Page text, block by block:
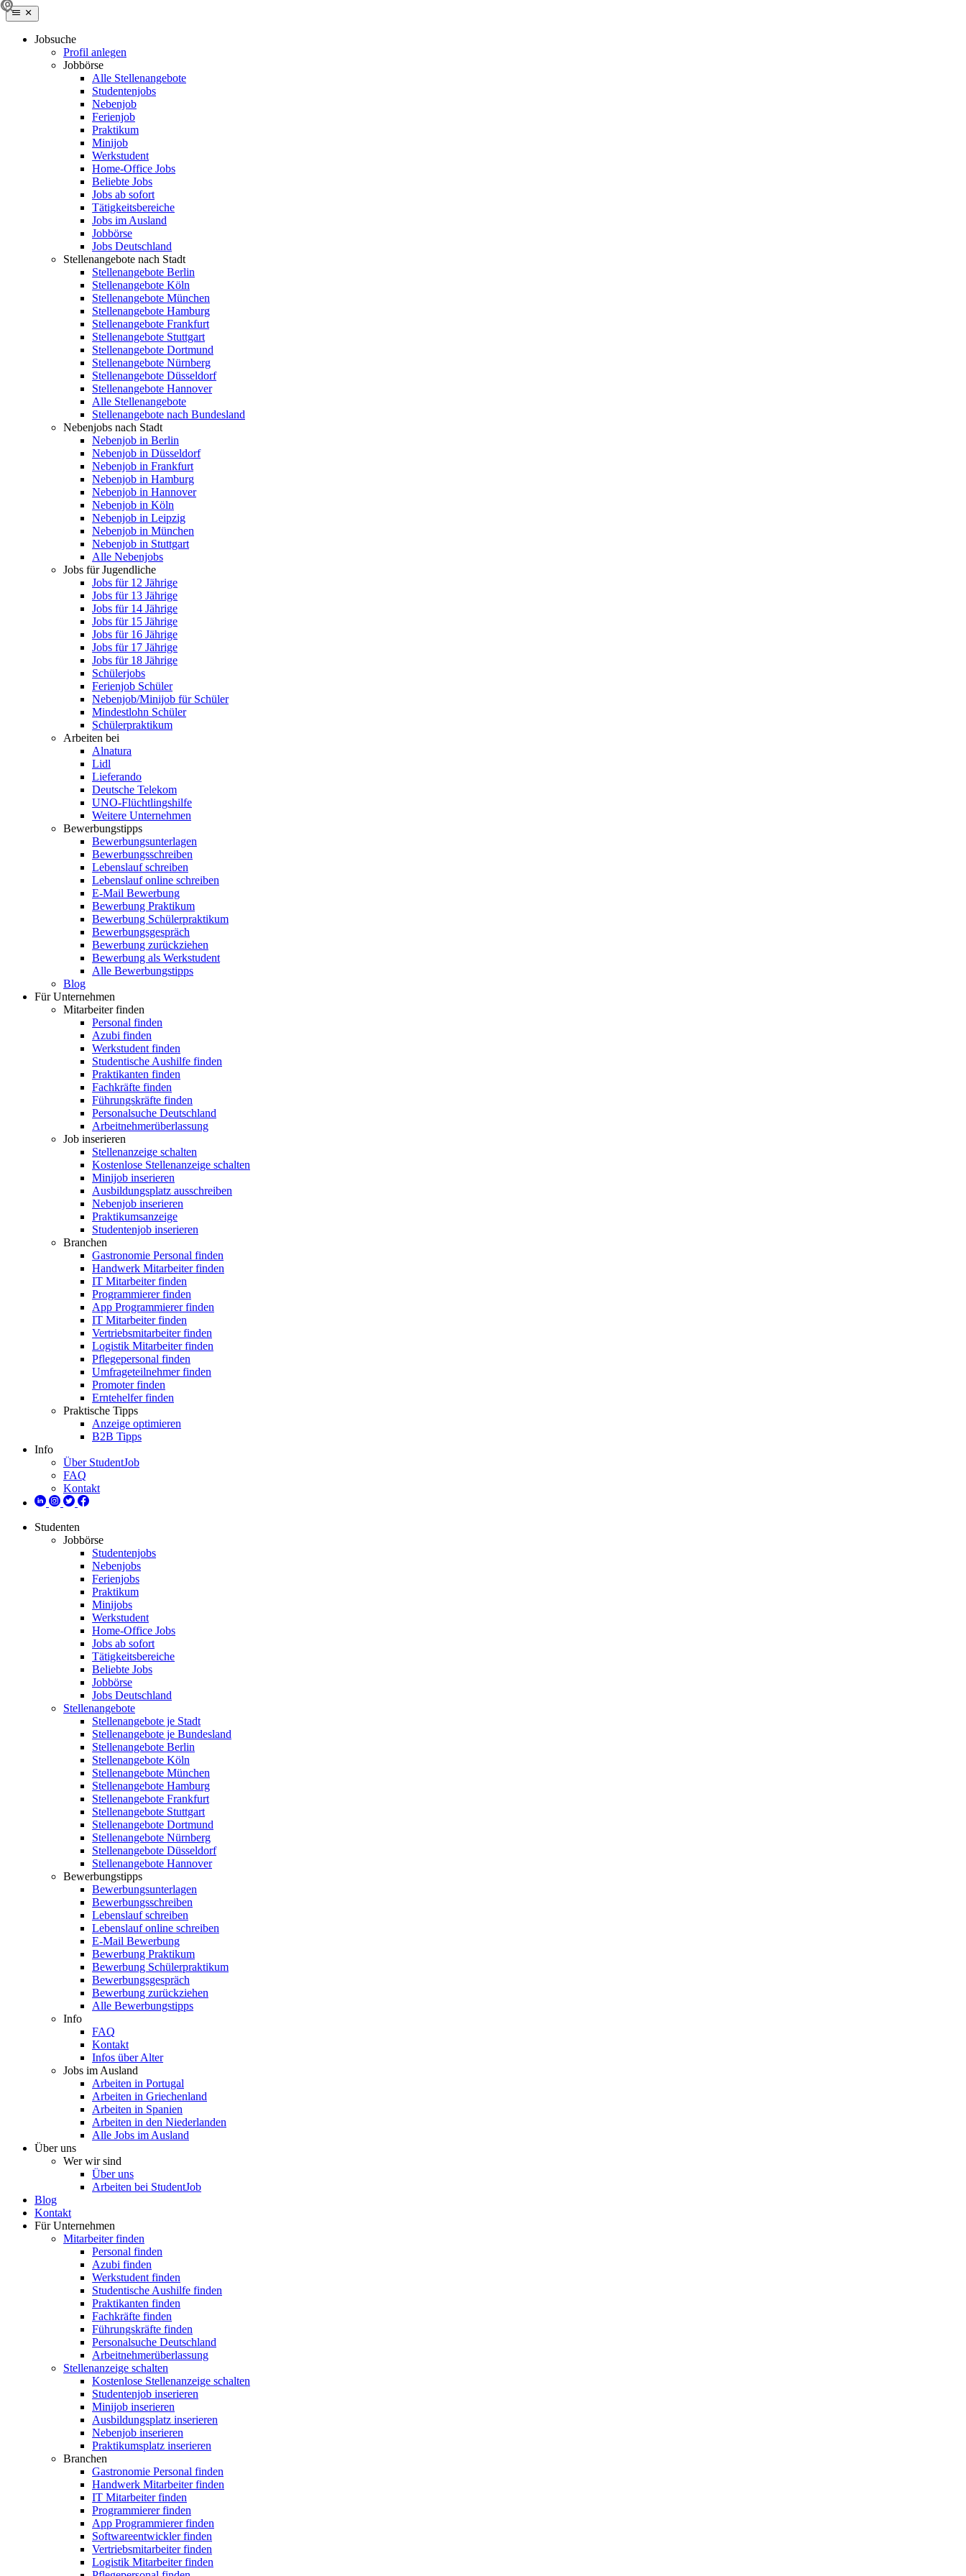
Jobsuche
Profil anlegen
Jobbörse
Alle Stellenangebote
Studentenjobs
Nebenjob
Ferienjob
Praktikum
Minijob
Werkstudent
Home-Office Jobs
Beliebte Jobs
Jobs ab sofort
Tätigkeitsbereiche
Jobs im Ausland
Jobbörse
Jobs Deutschland
Stellenangebote nach Stadt
Stellenangebote Berlin
Stellenangebote Köln
Stellenangebote München
Stellenangebote Hamburg
Stellenangebote Frankfurt
Stellenangebote Stuttgart
Stellenangebote Dortmund
Stellenangebote Nürnberg
Stellenangebote Düsseldorf
Stellenangebote Hannover
Alle Stellenangebote
Stellenangebote nach Bundesland
Nebenjobs nach Stadt
Nebenjob in Berlin
Nebenjob in Düsseldorf
Nebenjob in Frankfurt
Nebenjob in Hamburg
Nebenjob in Hannover
Nebenjob in Köln
Nebenjob in Leipzig
Nebenjob in München
Nebenjob in Stuttgart
Alle Nebenjobs
Jobs für Jugendliche
Jobs für 12 Jährige
Jobs für 13 Jährige
Jobs für 14 Jährige
Jobs für 15 Jährige
Jobs für 16 Jährige
Jobs für 17 Jährige
Jobs für 18 Jährige
Schülerjobs
Ferienjob Schüler
Nebenjob/Minijob für Schüler
Mindestlohn Schüler
Schülerpraktikum
Arbeiten bei
Alnatura
Lidl
Lieferando
Deutsche Telekom
UNO-Flüchtlingshilfe
Weitere Unternehmen
Bewerbungstipps
Bewerbungsunterlagen
Bewerbungsschreiben
Lebenslauf schreiben
Lebenslauf online schreiben
E-Mail Bewerbung
Bewerbung Praktikum
Bewerbung Schülerpraktikum
Bewerbungsgespräch
Bewerbung zurückziehen
Bewerbung als Werkstudent
Alle Bewerbungstipps
Blog
Für Unternehmen
Mitarbeiter finden
Personal finden
Azubi finden
Werkstudent finden
Studentische Aushilfe finden
Praktikanten finden
Fachkräfte finden
Führungskräfte finden
Personalsuche Deutschland
Arbeitnehmerüberlassung
Job inserieren
Stellenanzeige schalten
Kostenlose Stellenanzeige schalten
Minijob inserieren
Ausbildungsplatz ausschreiben
Nebenjob inserieren
Praktikumsanzeige
Studentenjob inserieren
Branchen
Gastronomie Personal finden
Handwerk Mitarbeiter finden
IT Mitarbeiter finden
Programmierer finden
App Programmierer finden
IT Mitarbeiter finden
Vertriebsmitarbeiter finden
Logistik Mitarbeiter finden
Pflegepersonal finden
Umfrageteilnehmer finden
Promoter finden
Erntehelfer finden
Praktische Tipps
Anzeige optimieren
B2B Tipps
Info
Über StudentJob
FAQ
Kontakt
Studenten
Jobbörse
Studentenjobs
Nebenjobs
Ferienjobs
Praktikum
Minijobs
Werkstudent
Home-Office Jobs
Jobs ab sofort
Tätigkeitsbereiche
Beliebte Jobs
Jobbörse
Jobs Deutschland
Stellenangebote
Stellenangebote je Stadt
Stellenangebote je Bundesland
Stellenangebote Berlin
Stellenangebote Köln
Stellenangebote München
Stellenangebote Hamburg
Stellenangebote Frankfurt
Stellenangebote Stuttgart
Stellenangebote Dortmund
Stellenangebote Nürnberg
Stellenangebote Düsseldorf
Stellenangebote Hannover
Bewerbungstipps
Bewerbungsunterlagen
Bewerbungsschreiben
Lebenslauf schreiben
Lebenslauf online schreiben
E-Mail Bewerbung
Bewerbung Praktikum
Bewerbung Schülerpraktikum
Bewerbungsgespräch
Bewerbung zurückziehen
Alle Bewerbungstipps
Info
FAQ
Kontakt
Infos über Alter
Jobs im Ausland
Arbeiten in Portugal
Arbeiten in Griechenland
Arbeiten in Spanien
Arbeiten in den Niederlanden
Alle Jobs im Ausland
Über uns
Wer wir sind
Über uns
Arbeiten bei StudentJob
Blog
Kontakt
Für Unternehmen
Mitarbeiter finden
Personal finden
Azubi finden
Werkstudent finden
Studentische Aushilfe finden
Praktikanten finden
Fachkräfte finden
Führungskräfte finden
Personalsuche Deutschland
Arbeitnehmerüberlassung
Stellenanzeige schalten
Kostenlose Stellenanzeige schalten
Studentenjob inserieren
Minijob inserieren
Ausbildungsplatz inserieren
Nebenjob inserieren
Praktikumsplatz inserieren
Branchen
Gastronomie Personal finden
Handwerk Mitarbeiter finden
IT Mitarbeiter finden
Programmierer finden
App Programmierer finden
Softwareentwickler finden
Vertriebsmitarbeiter finden
Logistik Mitarbeiter finden